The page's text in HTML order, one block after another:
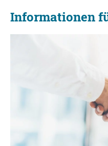
Informationen